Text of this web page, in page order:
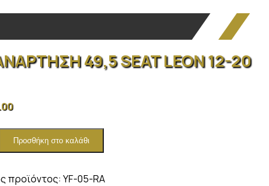
49,5 SEAT LEON 12-20
Προσθήκη στο καλάθι
προϊόντος: YF-05-RA